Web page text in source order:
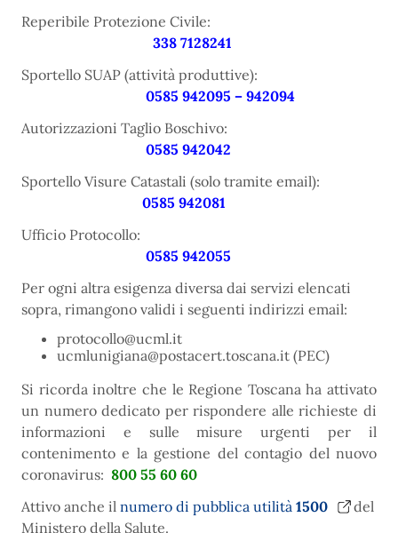
Reperibile Protezione Civile:
338 7128241
Sportello SUAP (attività produttive):
0585 942095 – 942094
Autorizzazioni Taglio Boschivo:
0585 942042
Sportello Visure Catastali (solo tramite email):
0585 942081
Ufficio Protocollo:
0585 942055
Per ogni altra esigenza diversa dai servizi elencati
sopra, rimangono validi i seguenti indirizzi email:
protocollo@ucml.it
ucmlunigiana@postacert.toscana.it (PEC)
Si ricorda inoltre che le Regione Toscana ha attivato
un numero dedicato per rispondere alle richieste di
informazioni e sulle misure urgenti per il
contenimento e la gestione del contagio del nuovo
coronavirus: 800 55 60 60
Attivo anche il numero di pubblica utilità 1500
del
Ministero della Salute.